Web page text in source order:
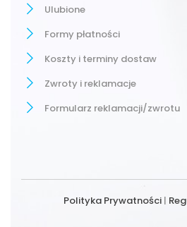
Ulubione
Formy płatności
Koszty i terminy dostaw
Zwroty i reklamacje
Formularz reklamacji/zwrotu
Polityka Prywatności |